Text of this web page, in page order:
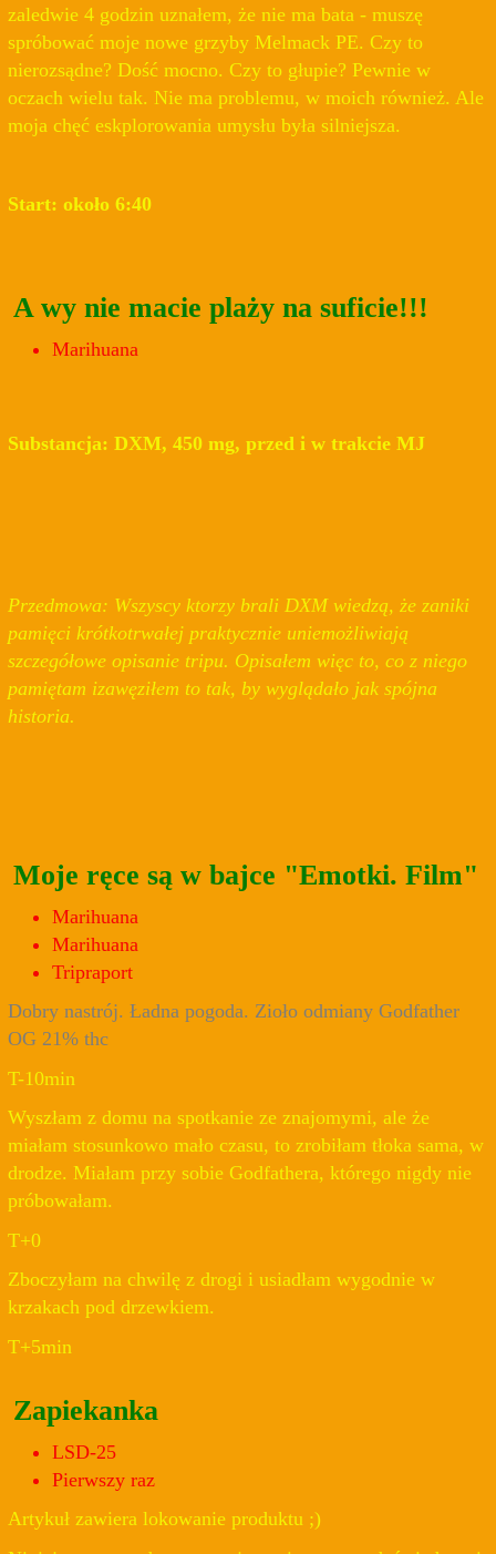
zaledwie 4 godzin uznałem, że nie ma bata - muszę
spróbować moje nowe grzyby Melmack PE. Czy to
nierozsądne? Dość mocno. Czy to głupie? Pewnie w
oczach wielu tak. Nie ma problemu, w moich również. Ale
moja chęć eskplorowania umysłu była silniejsza.
Start: około 6:40
A wy nie macie plaży na suficie!!!
Marihuana
Substancja: DXM, 450 mg, przed i w trakcie MJ
Przedmowa: Wszyscy ktorzy brali DXM wiedzą, że zaniki
pamięci krótkotrwałej praktycznie uniemożliwiają
szczegółowe opisanie tripu. Opisałem więc to, co z niego
pamiętam izawęziłem to tak, by wyglądało jak spójna
historia.
Moje ręce są w bajce "Emotki. Film"
Marihuana
Marihuana
Tripraport
Dobry nastrój. Ładna pogoda. Zioło odmiany Godfather
OG 21% thc
T-10min
Wyszłam z domu na spotkanie ze znajomymi, ale że
miałam stosunkowo mało czasu, to zrobiłam tłoka sama, w
drodze. Miałam przy sobie Godfathera, którego nigdy nie
próbowałam.
T+0
Zboczyłam na chwilę z drogi i usiadłam wygodnie w
krzakach pod drzewkiem.
T+5min
Zapiekanka
LSD-25
Pierwszy raz
Artykuł zawiera lokowanie produktu ;)